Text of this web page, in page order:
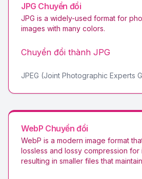
JPG Chuyển đổi
JPG is a widely-used format for
images with many colors.
Chuyển đổi thành JPG
JPEG (Joint Photographic Experts
WebP Chuyển đổi
WebP is a modern image format
lossless and lossy compression for
resulting in smaller files that